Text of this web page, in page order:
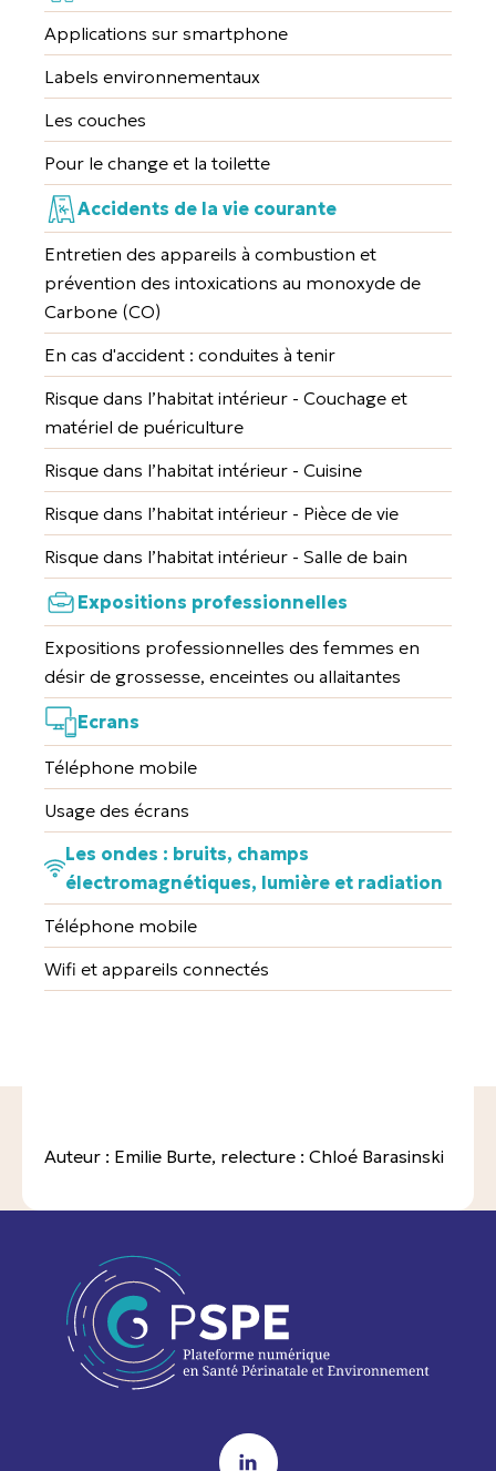
Applications sur smartphone
Labels environnementaux
Les couches
Pour le change et la toilette
Accidents de la vie courante
Entretien des appareils à combustion et
prévention des intoxications au monoxyde de
Carbone (CO)
En cas d'accident : conduites à tenir
Risque dans l’habitat intérieur - Couchage et
matériel de puériculture
Risque dans l’habitat intérieur - Cuisine
Risque dans l’habitat intérieur - Pièce de vie
Risque dans l’habitat intérieur - Salle de bain
Expositions professionnelles
Expositions professionnelles des femmes en
désir de grossesse, enceintes ou allaitantes
Ecrans
Téléphone mobile
Usage des écrans
Les ondes : bruits, champs
électromagnétiques, lumière et radiation
Téléphone mobile
Wifi et appareils connectés
Auteur : Emilie Burte, relecture : Chloé Barasinski